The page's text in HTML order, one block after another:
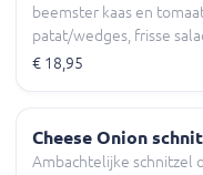
beemster kaas en
patat/wedges, frisse
€ 18,95
Cheese Onion
Ambachtelijke schnitzel